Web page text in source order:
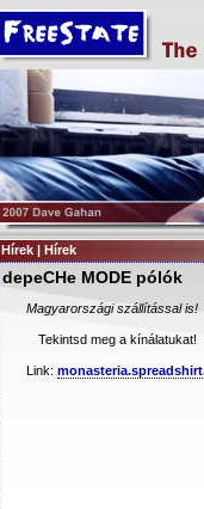
Hírek | Hírek
depeCHe MODE pólók
Magyarországi szállítással is!
Tekintsd meg a kínálatukat!
Link: